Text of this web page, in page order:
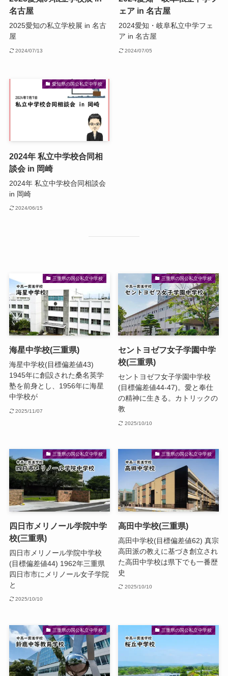
名古屋
2025愛知の私立学校展 in 名古
屋
2024/07/13
ェア in 名古屋
2024愛知・岐阜私立中学フェ
ア in 名古屋
2024/07/05
愛知県の国公私立中学校
2024年 私立中学校合同相
談会 in 岡崎
2024年 私立中学校合同相談会
in 岡崎
2024/06/15
三重県の国公私立中学校
海星中学校(三重県)
海星中学校(目標偏差値43)
1945年に創設された桑名英学
塾を前身とし、1956年に海星
中学校が
2025/11/07
三重県の国公私立中学校
セントヨゼフ女子学園中学
校(三重県)
セントヨゼフ女子学園中学校
(目標偏差値44-47)。愛と奉仕
の精神に生きる。カトリックの
教
2025/10/10
三重県の国公私立中学校
四日市メリノール学院中学
校(三重県)
四日市メリノール学院中学校
(目標偏差値44) 1962年三重県
四日市市にメリノール女子学院
と
2025/10/10
三重県の国公私立中学校
高田中学校(三重県)
高田中学校(目標偏差値62) 真宗
高田派の教えに基づき創立され
た高田中学校は県下でも一番歴
史
2025/10/10
三重県の国公私立中学校 三重県の国公私立中学校